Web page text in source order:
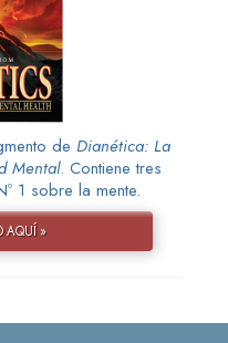
de Dianética: La
Mental. Contiene tres
1 sobre la mente.
AQUÍ »